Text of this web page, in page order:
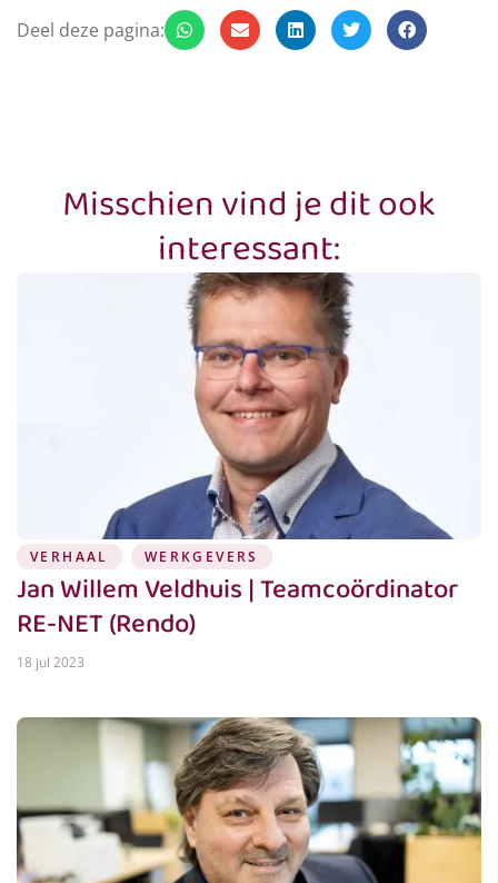
Deel deze pagina:
Misschien vind je dit ook
interessant:
VERHAAL WERKGEVERS
Jan Willem Veldhuis | Teamcoördinator
RE-NET (Rendo)
18 jul 2023